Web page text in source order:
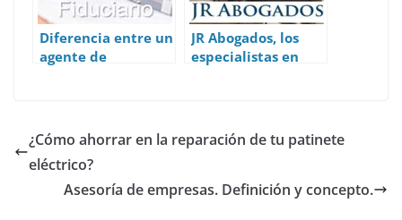
Diferencia entre un
agente de
JR Abogados, los
especialistas en
¿Cómo ahorrar en la reparación de tu patinete
eléctrico?
Asesoría de empresas. Definición y concepto.